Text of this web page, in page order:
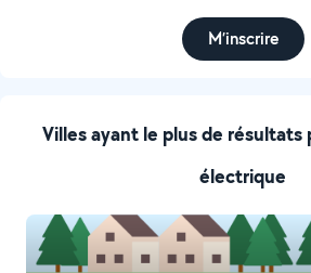
Villes ayant le plus de
électrique
M’inscrire